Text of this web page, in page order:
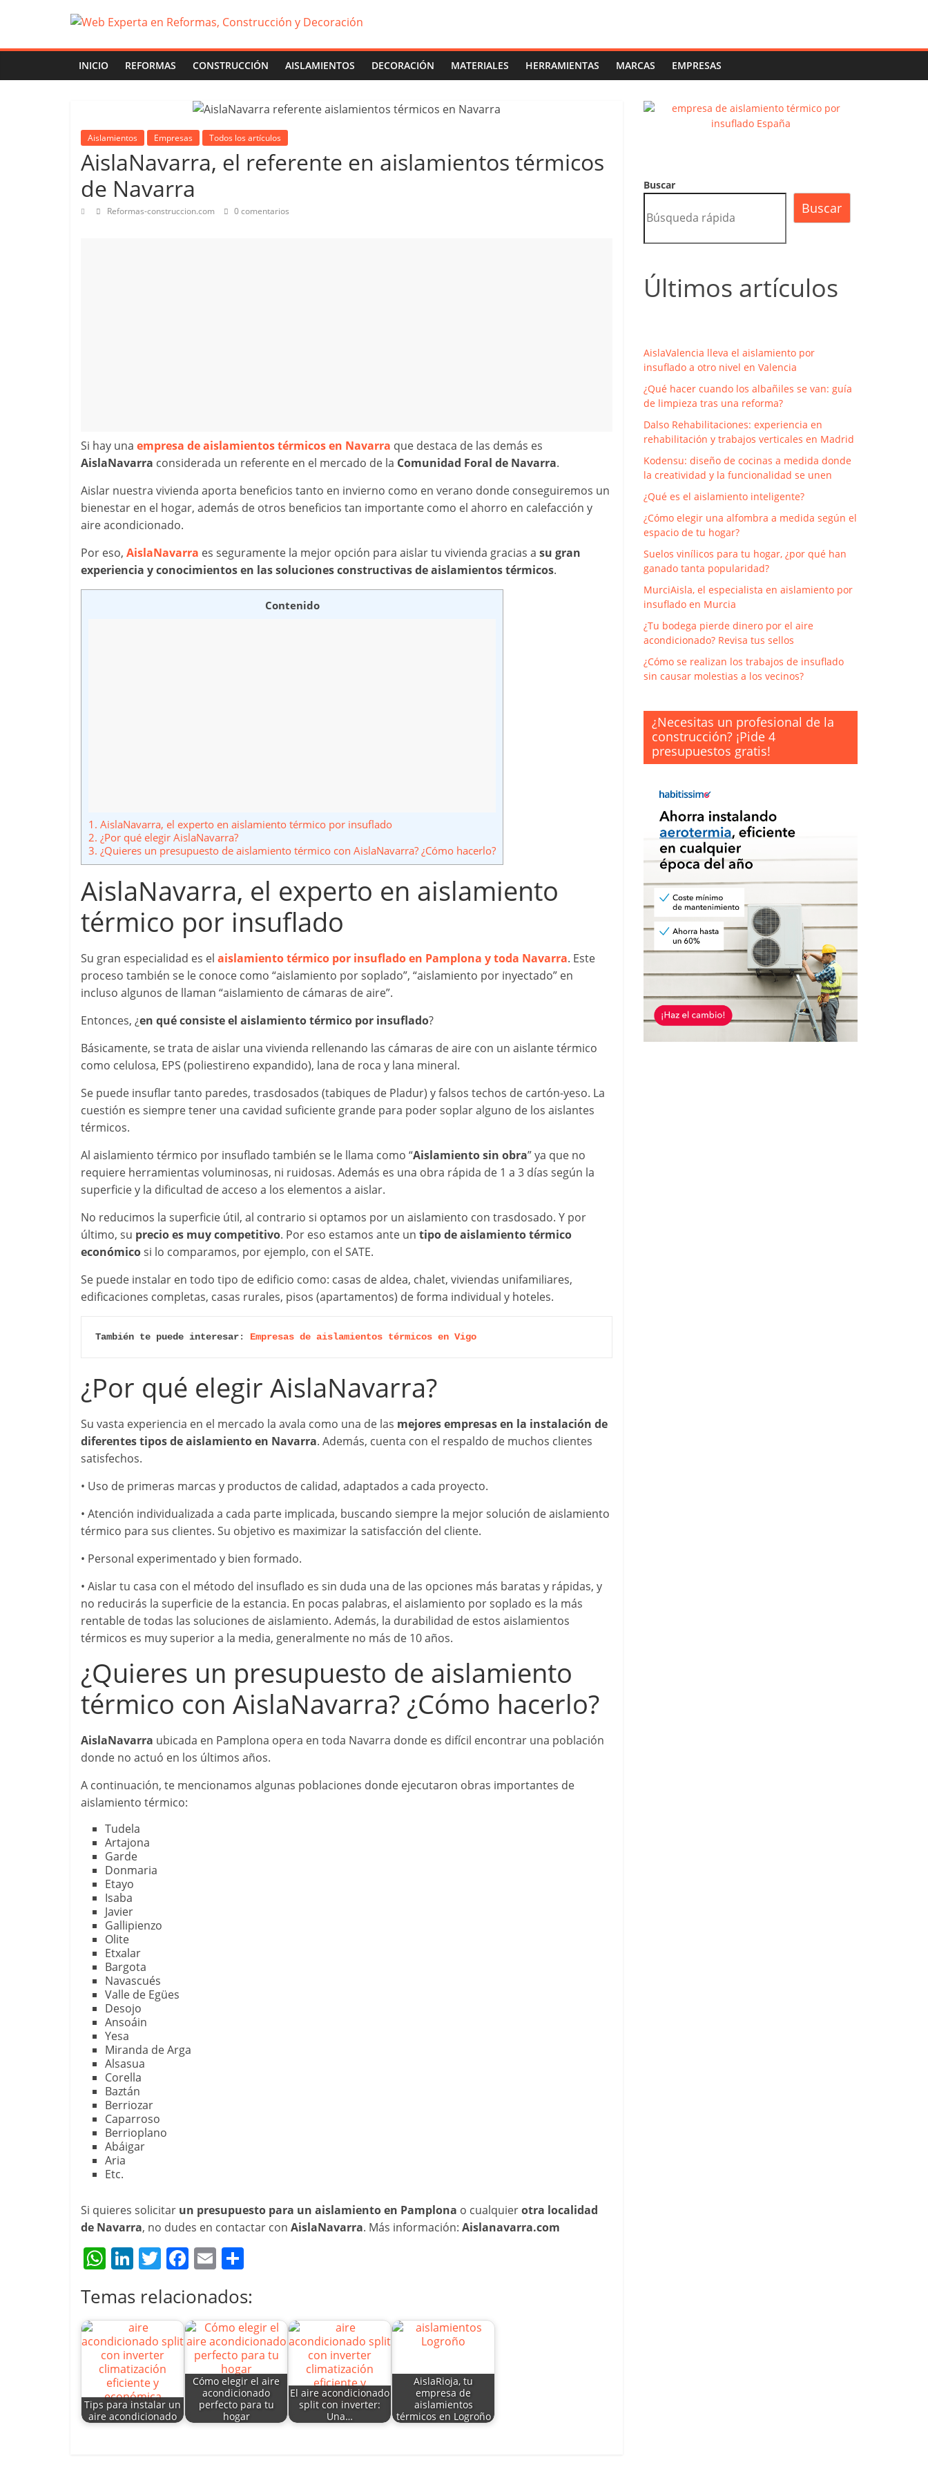
INICIO REFORMAS CONSTRUCCIÓN AISLAMIENTOS DECORACIÓN MATERIALES HERRAMIENTAS MARCAS EMPRESAS
Aislamientos Empresas Todos los artículos
AislaNavarra, el referente en aislamientos térmicos
de Navarra
Reformas-construccion.com 0 comentarios
Si hay una empresa de aislamientos térmicos en Navarra que destaca de las demás es
AislaNavarra considerada un referente en el mercado de la Comunidad Foral de Navarra.
Aislar nuestra vivienda aporta beneficios tanto en invierno como en verano donde conseguiremos un
bienestar en el hogar, además de otros beneficios tan importante como el ahorro en calefacción y
aire acondicionado.
Por eso, AislaNavarra es seguramente la mejor opción para aislar tu vivienda gracias a su gran
experiencia y conocimientos en las soluciones constructivas de aislamientos térmicos.
Contenido
1. AislaNavarra, el experto en aislamiento térmico por insuflado
2. ¿Por qué elegir AislaNavarra?
3. ¿Quieres un presupuesto de aislamiento térmico con AislaNavarra? ¿Cómo hacerlo?
AislaNavarra, el experto en aislamiento
térmico por insuflado
Su gran especialidad es el aislamiento térmico por insuflado en Pamplona y toda Navarra. Este
proceso también se le conoce como “aislamiento por soplado”, “aislamiento por inyectado” en
incluso algunos de llaman “aislamiento de cámaras de aire”.
Entonces, ¿en qué consiste el aislamiento térmico por insuflado?
Básicamente, se trata de aislar una vivienda rellenando las cámaras de aire con un aislante térmico
como celulosa, EPS (poliestireno expandido), lana de roca y lana mineral.
Se puede insuflar tanto paredes, trasdosados (tabiques de Pladur) y falsos techos de cartón-yeso. La
cuestión es siempre tener una cavidad suficiente grande para poder soplar alguno de los aislantes
térmicos.
Al aislamiento térmico por insuflado también se le llama como “Aislamiento sin obra” ya que no
requiere herramientas voluminosas, ni ruidosas. Además es una obra rápida de 1 a 3 días según la
superficie y la dificultad de acceso a los elementos a aislar.
No reducimos la superficie útil, al contrario si optamos por un aislamiento con trasdosado. Y por
último, su precio es muy competitivo. Por eso estamos ante un tipo de aislamiento térmico
económicosi lo comparamos, por ejemplo, con el SATE.
Se puede instalar en todo tipo de edificio como: casas de aldea, chalet, viviendas unifamiliares,
edificaciones completas, casas rurales, pisos (apartamentos) de forma individual y hoteles.
También te puede interesar: Empresas de aislamientos térmicos en Vigo
¿Por qué elegir AislaNavarra?
Su vasta experiencia en el mercado la avala como una de las mejores empresas en la instalación de
diferentes tipos de aislamiento en Navarra. Además, cuenta con el respaldo de muchos clientes
satisfechos.
• Uso de primeras marcas y productos de calidad, adaptados a cada proyecto.
• Atención individualizada a cada parte implicada, buscando siempre la mejor solución de aislamiento
térmico para sus clientes. Su objetivo es maximizar la satisfacción del cliente.
• Personal experimentado y bien formado.
• Aislar tu casa con el método del insuflado es sin duda una de las opciones más baratas y rápidas, y
no reducirás la superficie de la estancia. En pocas palabras, el aislamiento por soplado es la más
rentable de todas las soluciones de aislamiento. Además, la durabilidad de estos aislamientos
térmicos es muy superior a la media, generalmente no más de 10 años.
¿Quieres un presupuesto de aislamiento
térmico con AislaNavarra? ¿Cómo hacerlo?
AislaNavarra ubicada en Pamplona opera en toda Navarra donde es difícil encontrar una población
donde no actuó en los últimos años.
A continuación, te mencionamos algunas poblaciones donde ejecutaron obras importantes de
aislamiento térmico:
Tudela
Artajona
Garde
Donmaria
Etayo
Isaba
Javier
Gallipienzo
Olite
Etxalar
Bargota
Navascués
Valle de Egües
Desojo
Ansoáin
Yesa
Miranda de Arga
Alsasua
Corella
Baztán
Berriozar
Caparroso
Berrioplano
Abáigar
Aria
Etc.
Si quieres solicitar un presupuesto para un aislamiento en Pamplona o cualquierotra localidad
de Navarra, no dudes en contactar con AislaNavarra. Más información: Aislanavarra.com
W
at
s
A
p
p
Li
k
e
dI
n
T
itt
er
F
c
e
b
o
o
k
E
ai
l
m
p
ar
tir
Temas relacionados:
Tips para instalar un
aire acondicionado
Cómo elegir el aire
acondicionado
perfecto para tu
hogar
El aire acondicionado
split con inverter:
Una…
AislaRioja, tu
empresa de
aislamientos
térmicos en Logroño
Buscar
Buscar
Últimos artículos
AislaValencia lleva el aislamiento por
insuflado a otro nivel en Valencia
¿Qué hacer cuando los albañiles se van: guía
de limpieza tras una reforma?
Dalso Rehabilitaciones: experiencia en
rehabilitación y trabajos verticales en Madrid
Kodensu: diseño de cocinas a medida donde
la creatividad y la funcionalidad se unen
¿Qué es el aislamiento inteligente?
¿Cómo elegir una alfombra a medida según el
espacio de tu hogar?
Suelos vinílicos para tu hogar, ¿por qué han
ganado tanta popularidad?
MurciAisla, el especialista en aislamiento por
insuflado en Murcia
¿Tu bodega pierde dinero por el aire
acondicionado? Revisa tus sellos
¿Cómo se realizan los trabajos de insuflado
sin causar molestias a los vecinos?
¿Necesitas un profesional de la
construcción? ¡Pide 4
presupuestos gratis!